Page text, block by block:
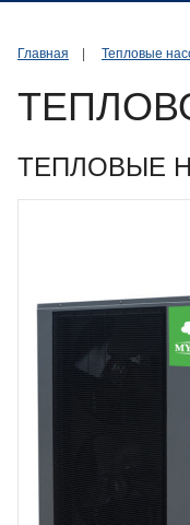
Главная Тепловые
ТЕПЛОВЫЕ